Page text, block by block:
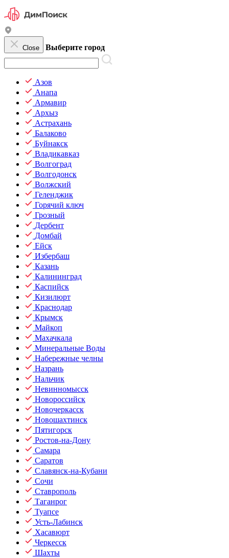
Close Выберите город
Азов
Анапа
Армавир
Архыз
Астрахань
Балаково
Буйнакск
Владикавказ
Волгоград
Волгодонск
Волжский
Геленджик
Горячий ключ
Грозный
Дербент
Домбай
Ейск
Избербаш
Казань
Калининград
Каспийск
Кизилюрт
Краснодар
Крымск
Майкоп
Махачкала
Минеральные Воды
Набережные челны
Назрань
Нальчик
Невинномысск
Новороссийск
Новочеркасск
Новошахтинск
Пятигорск
Ростов-на-Дону
Самара
Саратов
Славянск-на-Кубани
Сочи
Ставрополь
Таганрог
Туапсе
Усть-Лабинск
Хасавюрт
Черкесск
Шахты